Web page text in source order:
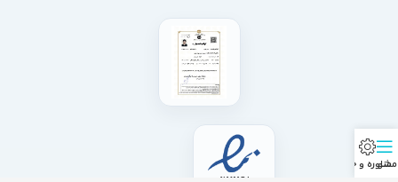
منو
مشاوره و خرید